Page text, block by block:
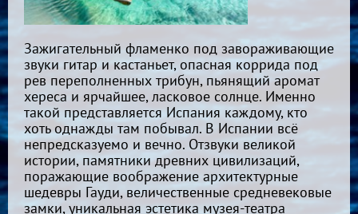
Зажигательный фламенко под завораживающие
звуки гитар и кастаньет, опасная коррида под
рев переполненных трибун, пьянящий аромат
хереса и ярчайшее, ласковое солнце. Именно
такой представляется Испания каждому, кто
хоть однажды там побывал. В Испании всё
непредсказуемо и вечно. Отзвуки великой
истории, памятники древних цивилизаций,
поражающие воображение архитектурные
шедевры Гауди, величественные средневековые
замки, уникальная эстетика музея-театра